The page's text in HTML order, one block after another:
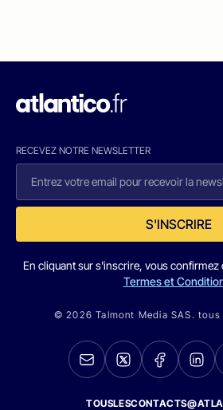
RECEVEZ NOTRE NEWSLETTER
S'INSCRIRE
En cliquant sur s'inscrire, vous confirmez
Termes et
© 2026 Talmont Media SAS.